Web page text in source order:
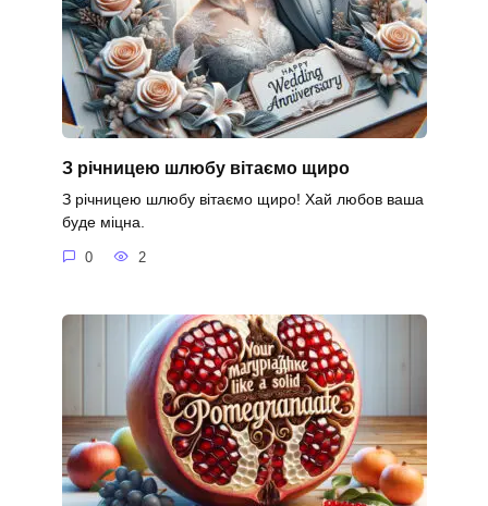
З річницею шлюбу вітаємо щиро
З річницею шлюбу вітаємо щиро! Хай любов ваша
буде міцна.
0 2